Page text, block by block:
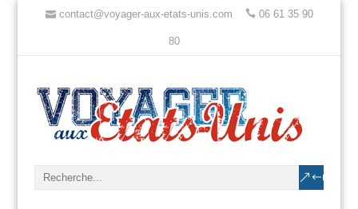
contact@voyager-aux-etats-unis.com 06 61 35 90
80